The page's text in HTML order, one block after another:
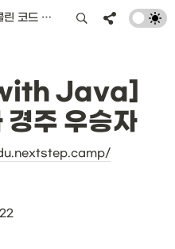
5. [클린 코드 with Java] 4단계 - 자동차 경주 우승자
with Java]
주 우승자